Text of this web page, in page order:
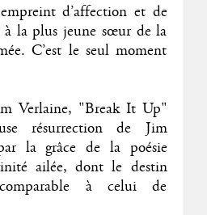
d’affection et de
à la plus jeune sœur de la
C’est le seul moment
Verlaine, "Break It Up"
résurrection de Jim
la grâce de la poésie
ailée, dont le destin
à celui de